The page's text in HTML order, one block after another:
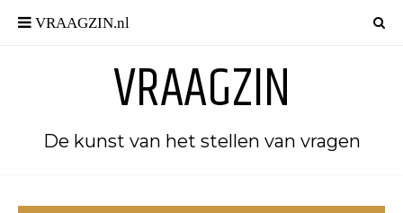
VRAAGZIN
De kunst van het stellen van vragen